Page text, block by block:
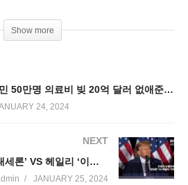
Show more
뉴욕시 시민 50만명 의료비 빚 20억 달러 없애준다 ‘전국 확산되나’
24, 2024
NEXT
트럼프 뉴햄프셔 2연승 ‘대세론’ VS 헤일리 ‘이제 시작’
JANUARY 25, 2024